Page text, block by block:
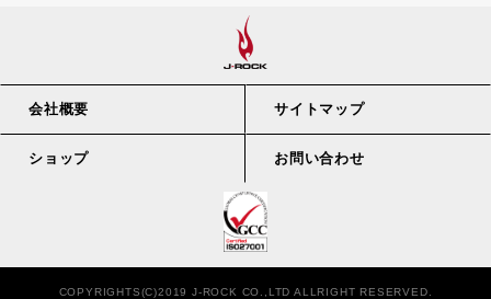
会社概要 サイトマップ
ショップ お問い合わせ
COPYRIGHTS(C)2019 J-ROCK CO.,LTD ALLRIGHT RESERVED.